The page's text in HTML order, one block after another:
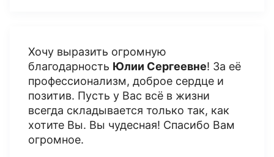
Хочу выразить огромную
благодарность Юлии Сергеевне! За её
профессионализм, доброе сердце и
позитив. Пусть у Вас всё в жизни
всегда складывается только так, как
хотите Вы. Вы чудесная! Спасибо Вам
огромное.